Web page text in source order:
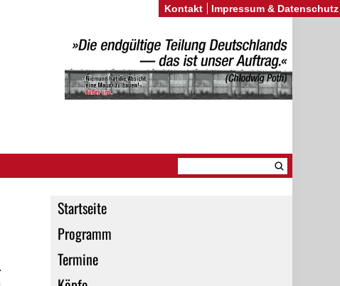
Startseite
Programm
Termine
Kontakt Impressum & Datenschutz